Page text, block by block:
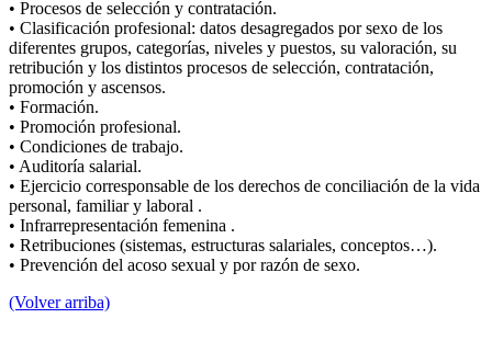
• Procesos de selección y contratación.
• Clasificación profesional: datos desagregados por sexo de los
diferentes grupos, categorías, niveles y puestos, su valoración, su
retribución y los distintos procesos de selección, contratación,
promoción y ascensos.
• Formación.
• Promoción profesional.
• Condiciones de trabajo.
• Auditoría salarial.
• Ejercicio corresponsable de los derechos de conciliación de la vida
personal, familiar y laboral .
• Infrarrepresentación femenina .
• Retribuciones (sistemas, estructuras salariales, conceptos…).
• Prevención del acoso sexual y por razón de sexo.
(Volver arriba)